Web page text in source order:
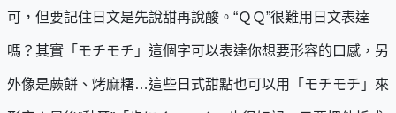
可，但要記住日文是先說甜再說酸。“ＱＱ”很難用日文表達
嗎？其實「モチモチ」這個字可以表達你想要形容的口感，另
外像是蕨餅、烤麻糬…這些日式甜點也可以用「モチモチ」來